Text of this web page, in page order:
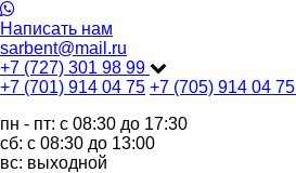
Написать нам
sarbent@mail.ru
+7 (727) 301 98 99
+7 (701) 914 04 75 +7 (705) 914 04 75
пн - пт: c 08:30 до 17:30
сб: c 08:30 до 13:00
вс: выходной